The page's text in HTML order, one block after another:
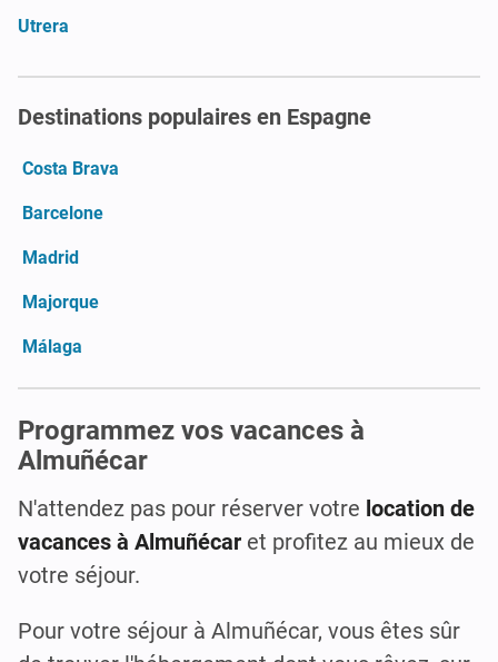
Utrera
Destinations populaires en Espagne
Costa Brava
Barcelone
Madrid
Majorque
Málaga
Programmez vos vacances à
Almuñécar
N'attendez pas pour réserver votre location de
vacances à Almuñécar et profitez au mieux de
votre séjour.
Pour votre séjour à Almuñécar, vous êtes sûr